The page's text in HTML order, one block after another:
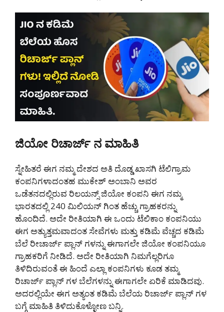
ಜಿಯೋ ರಿಚಾರ್ಜ್ ನ ಮಾಹಿತಿ
ಸ್ನೇಹಿತರೆ ಈಗ ನಮ್ಮ ದೇಶದ ಅತಿ ದೊಡ್ಡ ಖಾಸಗಿ ಟೆಲಿಗ್ರಾಮ
ಕಂಪನಿಗಳಾದಂತಹ ಮುಕೇಶ್ ಅಂಬಾನಿ ಅವರ
ಒಡೆತನದಲ್ಲಿರುವ ರಿಲಯನ್ಸ್ ಜಿಯೋ ಕಂಪನಿ ಈಗ ನಮ್ಮ
ಭಾರತದಲ್ಲಿ 240 ಮಿಲಿಯನ್ ಗಿಂತ ಹೆಚ್ಚು ಗ್ರಾಹಕರನ್ನು
ಹೊಂದಿದೆ. ಅದೇ ರೀತಿಯಾಗಿ ಈ ಒಂದು ಟೆಲಿಕಾಂ ಕಂಪನಿಯು
ಈಗ ಅತ್ಯುತ್ತಮವಾದಂತ ಸೇವೆಗಳು ಮತ್ತು ಕಡಿಮೆ ವೆಚ್ಚದ ಕಡಿಮೆ
ಬೆಲೆ ರೀಚಾರ್ಜ್ ಪ್ಲಾನ್ ಗಳನ್ನು ಈಗಾಗಲೇ ಜಿಯೋ ಕಂಪನಿಯೂ
ಗ್ರಾಹಕರಿಗೆ ನೀಡಿದೆ. ಅದೇ ರೀತಿಯಾಗಿ ನಿಮಗೆಲ್ಲರಿಗೂ
ತಿಳಿದಿರುವಂತೆ ಈ ಹಿಂದೆ ಎಲ್ಲಾ ಕಂಪನಿಗಳು ಕೂಡ ತಮ್ಮ
ರಿಚಾರ್ಜ್ ಪ್ಲಾನ್ ಗಳ ಬೆಲೆಗಳನ್ನು ಈಗಾಗಲೇ ಏರಿಕೆ ಮಾಡಿದವು.
ಅದರಲ್ಲಿಯೇ ಈಗ ಅತ್ಯಂತ ಕಡಿಮೆ ಬೆಲೆಯ ರಿಚಾರ್ಜ್ ಪ್ಲಾನ್ ಗಳ
ಬಗ್ಗೆ ಮಾಹಿತಿ ತಿಳಿದುಕೊಳ್ಳೋಣ ಬನ್ನಿ.